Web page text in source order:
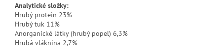
Analytické složky:
Hrubý protein 23%
Hrubý tuk 11%
Anorganické látky (hrubý popel) 6,3%
Hrubá vláknina 2,7%